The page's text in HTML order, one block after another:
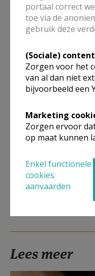
Gepubliceerd
Pastorale Eenheid
Meer
Artikel
Deel dit artikel
Lees meer
portaal correct
toe via de
gebruik deze
(Sociale)
Zorgen voor het
van al dan niet
bijvoorbeeld een
Marketing
Zorgen ervoor
op maat kunnen
Enkel functionele
cookies
aanvaarden